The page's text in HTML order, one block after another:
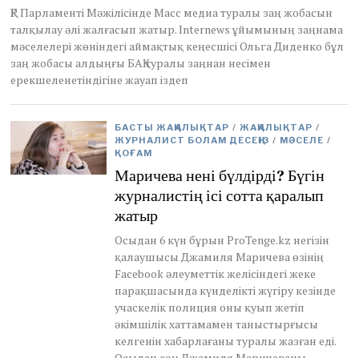
r
2
2
,
2
2
ҚР Парламенті Мәжілісінде Масс медиа туралы заң жобасын
талқылау әлі жалғасып жатыр. Internews ұйымының заңнама
мәселелері жөніндегі аймақтық кеңесшісі Ольга Диденко бұл
заң жобасы алдыңғы БАҚ туралы заңнан несімен
ерекшеленетіндігіне жауап іздеп
БАСТЫ ЖАҢАЛЫҚТАР / ЖАҢАЛЫҚТАР /
ЖУРНАЛИСТ БОЛАМ ДЕСЕҢІЗ / МӘСЕЛЕ /
ҚОҒАМ
Маричева нені бүлдірді? Бүгін
журналистің ісі сотта қаралып
жатыр
Осыдан 6 күн бұрын ProTenge.kz негізін
қалаушысы Джамиля Маричева өзінің
Facebook әлеуметтік желісіндегі жеке
парақшасында күнделікті жүгіру кезінде
учаскелік полиция оны қуып жетіп
әкімшілік хаттамамен таныстырғысы
келгенін хабарлағаны туралы жазған еді.